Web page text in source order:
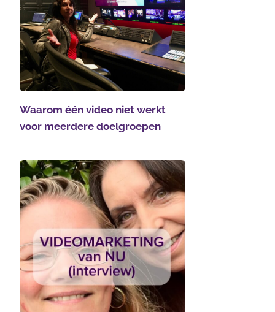
Waarom één video niet werkt
voor meerdere doelgroepen